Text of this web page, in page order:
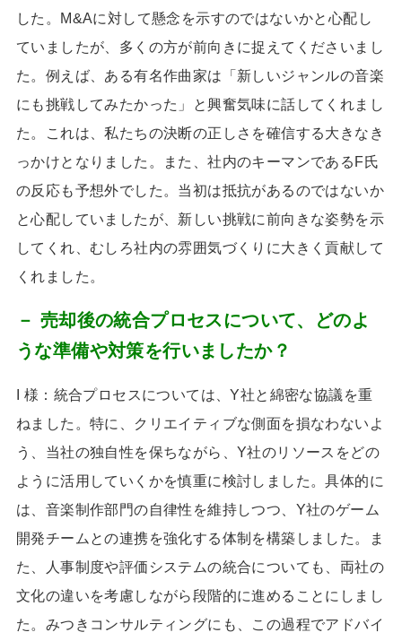
した。
M&Aに対して懸念を示すのではないかと心配し
ていましたが、多くの方が前向きに捉えてくださいまし
た。例えば、ある有名作曲家は「新しいジャンルの音楽
にも挑戦してみたかった」と興奮気味に話してくれまし
た。これは、私たちの決断の正しさを確信する大きなき
っかけとなりました。また、社内のキーマンである F氏
の反応も予想外でした。当初は抵抗があるのではないか
と心配していましたが、新しい挑戦に前向きな姿勢を示
してくれ、むしろ社内の雰囲気づくりに大きく貢献して
くれました。
－ 売却後の統合プロセスについて、どのよ
うな準備や対策を行いましたか？
I 様：統合プロセスについては、Y社と綿密な協議を重
ねました。特に、クリエイティブな側面を損なわないよ
う、当社の独自性を保ちながら、 Y社のリソースをどの
ように活用していくかを慎重に検討しました。具体的に
は、音楽制作部門の自律性を維持しつつ、 Y社のゲーム
開発チームとの連携を強化する体制を構築しました。ま
た、人事制度や評価システムの統合についても、両社の
文化の違いを考慮しながら段階的に進めることにしまし
た。みつきコンサルティングにも、この過程でアドバイ